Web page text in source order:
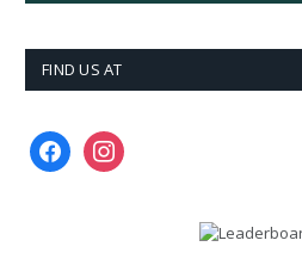
FIND US AT
facebookinstagram